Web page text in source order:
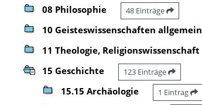
08 Philosophie 48 Einträge
10 Geisteswissenschaften allgemein
11 Theologie, Religionswissenschaft
15 Geschichte 123 Einträge
15.15 Archäologie 1 Eintrag